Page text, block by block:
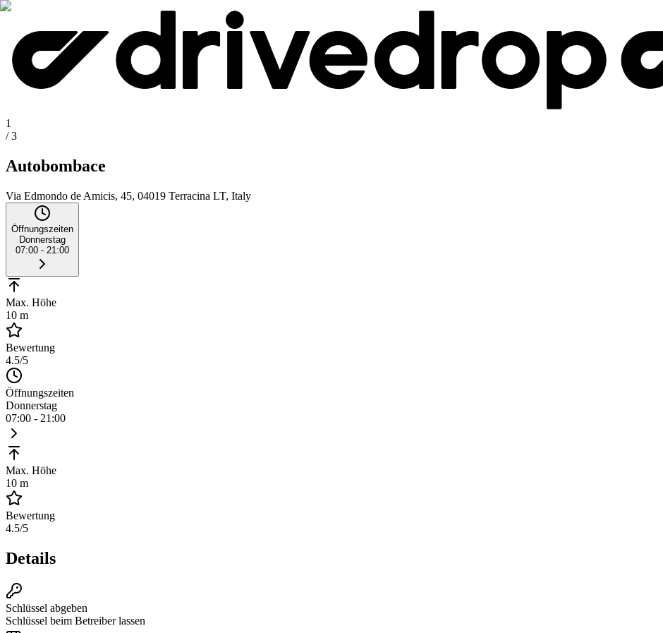
1
/3
Autobombace
Via Edmondo de Amicis, 45, 04019 Terracina LT, Italy
Öffnungszeiten
Donnerstag
07:00 - 21:00
Max. Höhe
10 m
Bewertung
4.5/5
Öffnungszeiten
Donnerstag
07:00 - 21:00
Max. Höhe
10 m
Bewertung
4.5/5
Details
Schlüssel abgeben
Schlüssel beim Betreiber lassen